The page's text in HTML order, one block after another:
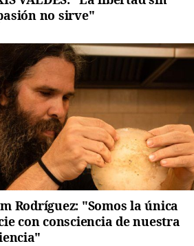
no sirve"
Rodríguez: "Somos la única
con consciencia de nuestra